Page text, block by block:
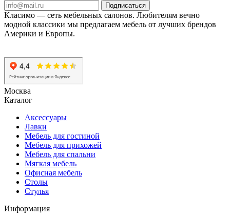
Подписаться
Класимо — cеть мебельных салонов. Любителям вечно
модной классики мы предлагаем мебель от лучших брендов
Америки и Европы.
Москва
Каталог
Аксессуары
Лавки
Мебель для гостиной
Мебель для прихожей
Мебель для спальни
Мягкая мебель
Офисная мебель
Столы
Стулья
Информация